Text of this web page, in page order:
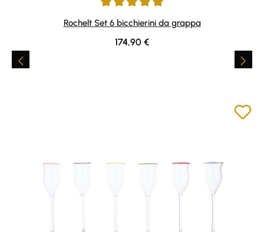
Average rating of 5 out of 5 stars
Rochelt Set 6 bicchierini da grappa
Regular price:
174,90 €